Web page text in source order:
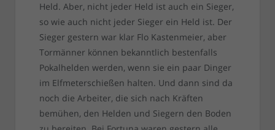
Held. Aber, nicht jeder Held ist auch ein Sieger,
so wie auch nicht jeder Sieger ein Held ist. Der
Sieger gestern war klar Flo Kastenmeier, aber
Tormänner können bekanntlich bestenfalls
Pokalhelden werden, wenn sie ein paar Dinger
im Elfmeterschießen halten. Und dann sind da
noch die Arbeiter, die sich nach Kräften
bemühen, den Helden und Siegern den Boden